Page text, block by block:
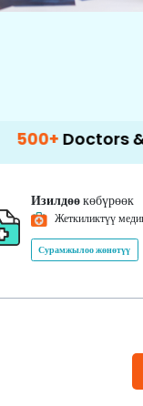
&
Изилдөөкөбүрөөк
Жеткиликтүү
Сурамжылоо жөнөтүү